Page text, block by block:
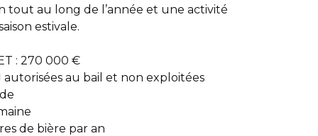
tout au long de l’année et une activité
estivale.
: 270 000 €
autorisées au bail et non exploitées
de bière par an